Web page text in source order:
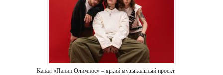
Канал «Папин Олимпос» – яркий музыкальный проект